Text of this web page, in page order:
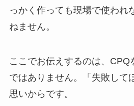
っかく作っても現場で使われ
ねません。
ここでお伝えするのは、CPQ
ではありません。「失敗して
思いからです。